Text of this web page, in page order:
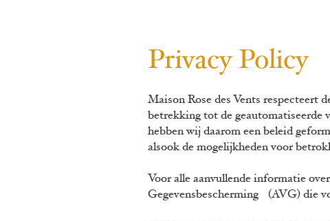
Privacy Policy
Maison Rose des Vents respecteert
betrekking tot de geautomatiseerde
hebben wij daarom een beleid
alsook de mogelijkheden voor
Voor alle aanvullende informatie
Gegevensbescherming (AVG) die